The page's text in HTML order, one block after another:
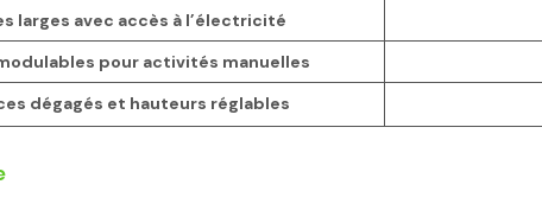
larges avec accès à l’électricité
pour activités manuelles
dégagés et hauteurs réglables